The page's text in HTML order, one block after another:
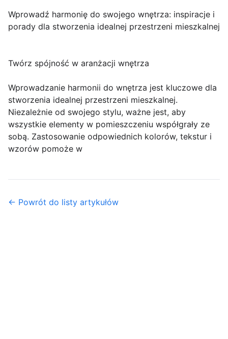
Wprowadź harmonię do swojego wnętrza: inspiracje i
porady dla stworzenia idealnej przestrzeni mieszkalnej
Twórz spójność w aranżacji wnętrza
Wprowadzanie harmonii do wnętrza jest kluczowe dla
stworzenia idealnej przestrzeni mieszkalnej.
Niezależnie od swojego stylu, ważne jest, aby
wszystkie elementy w pomieszczeniu współgrały ze
sobą. Zastosowanie odpowiednich kolorów, tekstur i
wzorów pomoże w
← Powrót do listy artykułów